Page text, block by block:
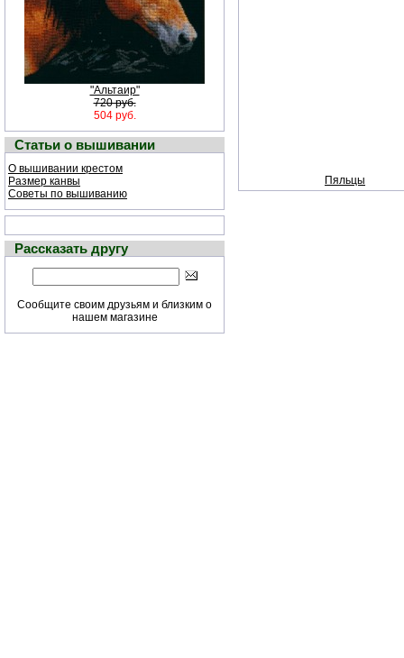
"Альтаир"
720 руб.
504 руб.
Статьи о вышивании
О вышивании крестом
Размер канвы
Советы по вышиванию
Рассказать другу
Сообщите своим друзьям и близким о
нашем магазине
Пяльцы